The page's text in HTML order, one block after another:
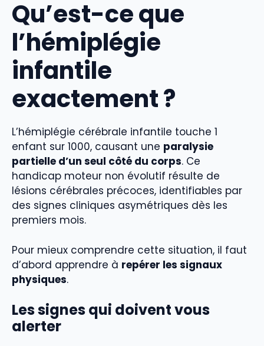
Qu’est-ce que
l’hémiplégie
infantile
exactement ?
L’hémiplégie cérébrale infantile touche 1
enfant sur 1000, causant une paralysie
partielle d’un seul côté du corps. Ce
handicap moteur non évolutif résulte de
lésions cérébrales précoces, identifiables par
des signes cliniques asymétriques dès les
premiers mois.
Pour mieux comprendre cette situation, il faut
d’abord apprendre à repérer les signaux
physiques.
Les signes qui doivent vous
alerter